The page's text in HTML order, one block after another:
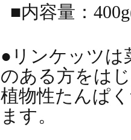
■内容量：
●リンケッツは
のある方をは
植物性たんぱ
ます。